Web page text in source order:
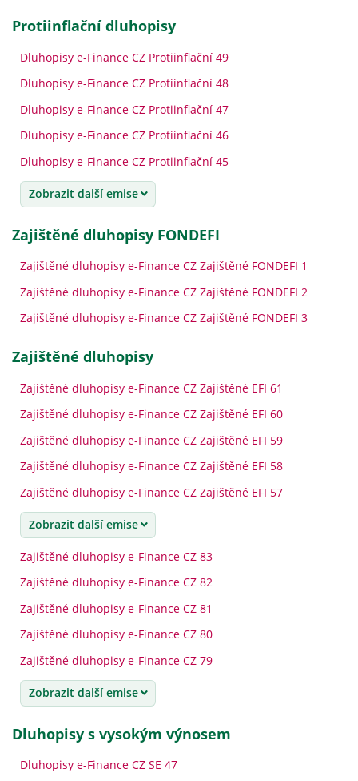
protiinflační dluhopisy
Dluhopisy e-Finance CZ Protiinflační 49
Dluhopisy e-Finance CZ Protiinflační 48
Dluhopisy e-Finance CZ Protiinflační 47
Dluhopisy e-Finance CZ Protiinflační 46
Dluhopisy e-Finance CZ Protiinflační 45
Zobrazit další emise
Zajištěné dluhopisy FONDEFI
Zajištěné dluhopisy e-Finance CZ Zajištěné FONDEFI 1
Zajištěné dluhopisy e-Finance CZ Zajištěné FONDEFI 2
Zajištěné dluhopisy e-Finance CZ Zajištěné FONDEFI 3
zajištěné dluhopisy
Zajištěné dluhopisy e-Finance CZ Zajištěné EFI 61
Zajištěné dluhopisy e-Finance CZ Zajištěné EFI 60
Zajištěné dluhopisy e-Finance CZ Zajištěné EFI 59
Zajištěné dluhopisy e-Finance CZ Zajištěné EFI 58
Zajištěné dluhopisy e-Finance CZ Zajištěné EFI 57
Zobrazit další emise
Zajištěné dluhopisy e-Finance CZ 83
Zajištěné dluhopisy e-Finance CZ 82
Zajištěné dluhopisy e-Finance CZ 81
Zajištěné dluhopisy e-Finance CZ 80
Zajištěné dluhopisy e-Finance CZ 79
Zobrazit další emise
dluhopisy s vysokým výnosem
Dluhopisy e-Finance CZ SE 47